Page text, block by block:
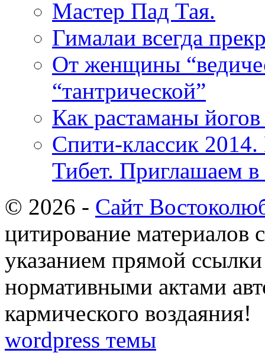
Мастер Пад Тая.
Гималаи всегда
От женщины
“тантрической”
Как растаманы
Спити-классик
Тибет. Приглашаем
© 2026 - Сайт
цитирование материалов
указанием прямой
нормативными актами
кармического воздаяния!
wordpress темы